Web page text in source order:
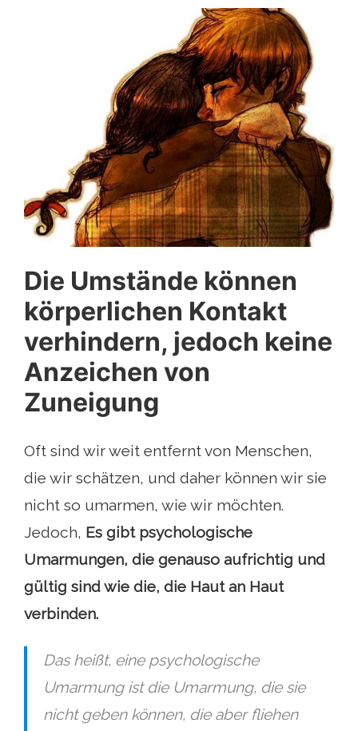
Die Umstände können
körperlichen Kontakt
verhindern, jedoch keine
Anzeichen von
Zuneigung
Oft sind wir weit entfernt von Menschen,
die wir schätzen, und daher können wir sie
nicht so umarmen, wie wir möchten.
Jedoch, Es gibt psychologische
Umarmungen, die genauso aufrichtig und
gültig sind wie die, die Haut an Haut
verbinden.
Das heißt, eine psychologische
Umarmung ist die Umarmung, die sie
nicht geben können, die aber fliehen